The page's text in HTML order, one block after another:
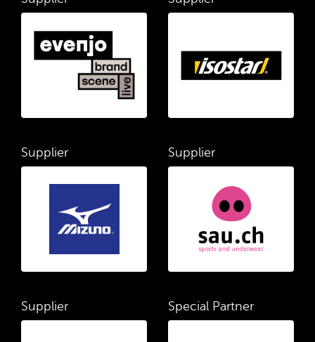
Supplier Supplier
Supplier Special Partner